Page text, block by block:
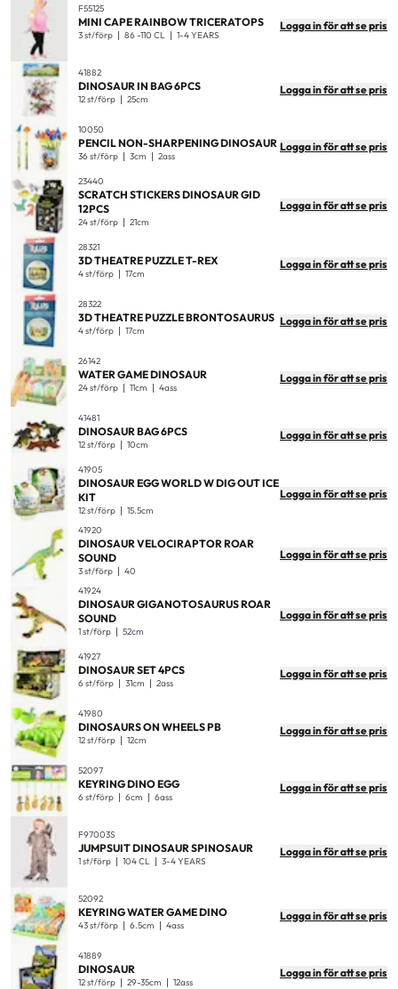
F55125
MINI CAPE RAINBOW TRICERATOPS
3 st/förp 86 -110 CL 1-4 YEARS
Logga in för att se pris
41882
DINOSAUR IN BAG 6PCS
12 st/förp 25cm
Logga in för att se pris
10050
PENCIL NON-SHARPENING DINOSAUR
36 st/förp 3cm 2ass
Logga in för att se pris
23440
SCRATCH STICKERS DINOSAUR GID
12PCS
24 st/förp 21cm
Logga in för att se pris
28321
3D THEATRE PUZZLE T-REX
4 st/förp 17cm
Logga in för att se pris
28322
3D THEATRE PUZZLE BRONTOSAURUS
4 st/förp 17cm
Logga in för att se pris
26142
WATER GAME DINOSAUR
24 st/förp 11cm 4ass
Logga in för att se pris
41481
DINOSAUR BAG 6PCS
12 st/förp 10cm
Logga in för att se pris
41905
DINOSAUR EGG WORLD W DIG OUT ICE
KIT
12 st/förp 15.5cm
Logga in för att se pris
41920
DINOSAUR VELOCIRAPTOR ROAR
SOUND
3 st/förp 40
Logga in för att se pris
41924
DINOSAUR GIGANOTOSAURUS ROAR
SOUND
1 st/förp 52cm
Logga in för att se pris
41927
DINOSAUR SET 4PCS
6 st/förp 31cm 2ass
Logga in för att se pris
41980
DINOSAURS ON WHEELS PB
12 st/förp 12cm
Logga in för att se pris
52097
KEYRING DINO EGG
6 st/förp 6cm 6ass
Logga in för att se pris
F97003S
JUMPSUIT DINOSAUR SPINOSAUR
1 st/förp 104 CL 3-4 YEARS
Logga in för att se pris
52092
KEYRING WATER GAME DINO
43 st/förp 6.5cm 4ass
Logga in för att se pris
41889
DINOSAUR
12 st/förp 29-35cm 12ass
Logga in för att se pris